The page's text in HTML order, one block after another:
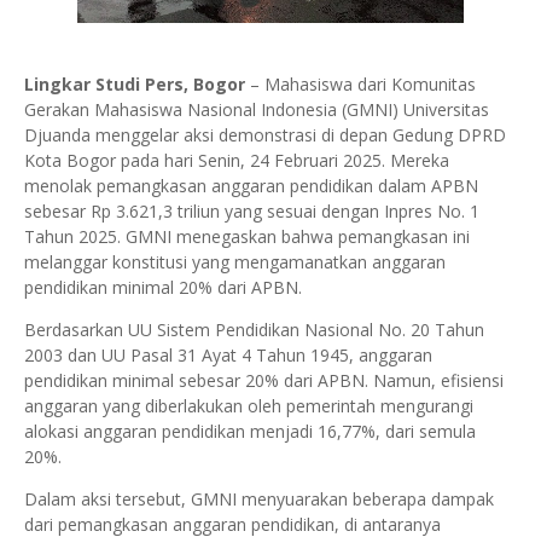
Lingkar Studi Pers, Bogor – Mahasiswa dari Komunitas
Gerakan Mahasiswa Nasional Indonesia (GMNI) Universitas
Djuanda menggelar aksi demonstrasi di depan Gedung DPRD
Kota Bogor pada hari Senin, 24 Februari 2025. Mereka
menolak pemangkasan anggaran pendidikan dalam APBN
sebesar Rp 3.621,3 triliun yang sesuai dengan Inpres No. 1
Tahun 2025. GMNI menegaskan bahwa pemangkasan ini
melanggar konstitusi yang mengamanatkan anggaran
pendidikan minimal 20% dari APBN.
Berdasarkan UU Sistem Pendidikan Nasional No. 20 Tahun
2003 dan UU Pasal 31 Ayat 4 Tahun 1945, anggaran
pendidikan minimal sebesar 20% dari APBN. Namun, efisiensi
anggaran yang diberlakukan oleh pemerintah mengurangi
alokasi anggaran pendidikan menjadi 16,77%, dari semula
20%.
Dalam aksi tersebut, GMNI menyuarakan beberapa dampak
dari pemangkasan anggaran pendidikan, di antaranya